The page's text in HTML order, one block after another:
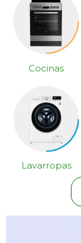
Cocinas
Lavarropas